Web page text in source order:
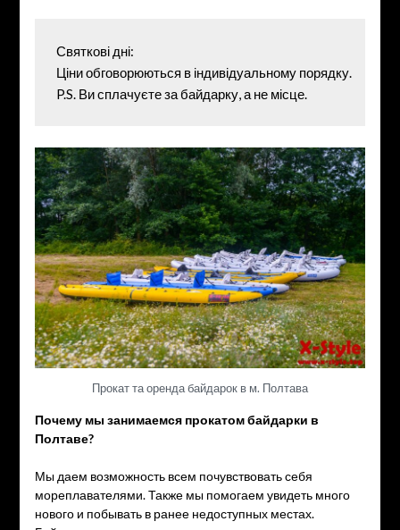
Святкові дні:
Ціни обговорюються в індивідуальному порядку.
P.S. Ви сплачуєте за байдарку, а не місце.
Прокат та оренда байдарок в м. Полтава
Почему мы занимаемся прокатом байдарки в
Полтаве?
Мы даем возможность всем почувствовать себя
мореплавателями. Также мы помогаем увидеть много
нового и побывать в ранее недоступных местах.